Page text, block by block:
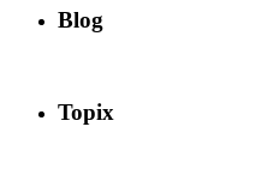
Blog
Topix